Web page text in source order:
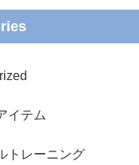
イテム
トレーニング